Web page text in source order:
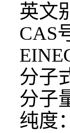
英文
CAS
分子
分子
纯度：